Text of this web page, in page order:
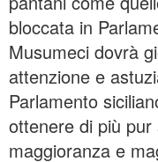
bloccata in
Musumeci dovrà
attenzione e
Parlamento
ottenere di più
maggioranza e